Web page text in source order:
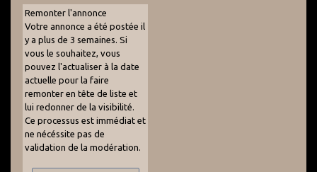
Remonter l'annonce
Votre annonce a été postée il
y a plus de 3 semaines. Si
vous le souhaitez, vous
pouvez l'actualiser à la date
actuelle pour la faire
remonter en tête de liste et
lui redonner de la visibilité.
Ce processus est immédiat et
ne nécéssite pas de
validation de la modération.